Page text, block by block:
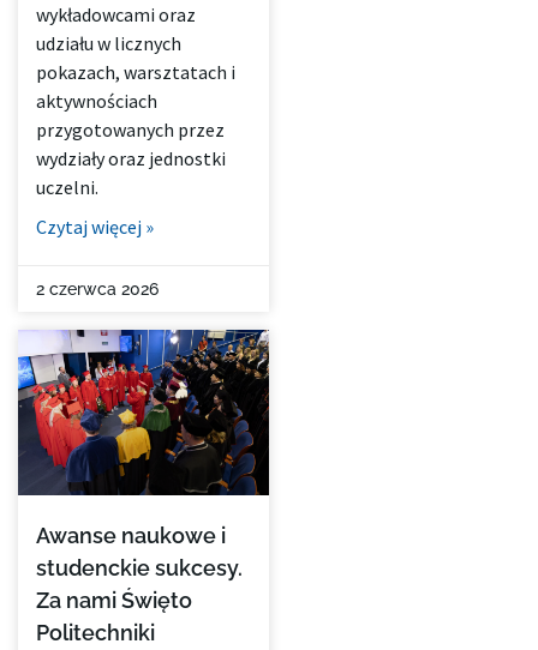
wykładowcami oraz
udziału w licznych
pokazach, warsztatach i
aktywnościach
przygotowanych przez
wydziały oraz jednostki
uczelni.
Czytaj więcej »
2 czerwca 2026
Awanse naukowe i
studenckie sukcesy.
Za nami Święto
Politechniki